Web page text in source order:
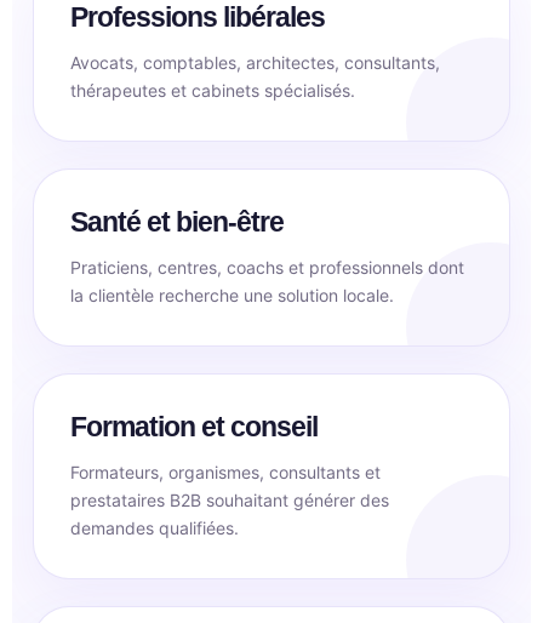
Professions libérales
Avocats, comptables, architectes, consultants,
thérapeutes et cabinets spécialisés.
Santé et bien-être
Praticiens, centres, coachs et professionnels dont
la clientèle recherche une solution locale.
Formation et conseil
Formateurs, organismes, consultants et
prestataires B2B souhaitant générer des
demandes qualifiées.